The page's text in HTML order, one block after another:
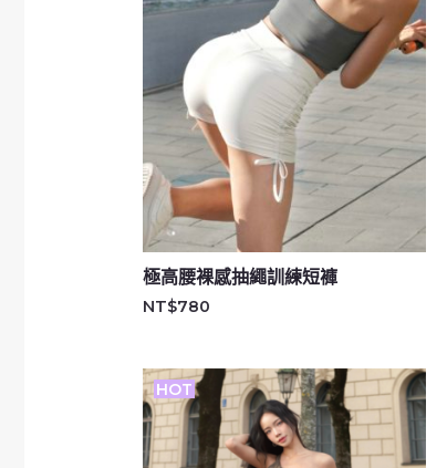
極高腰裸感抽繩訓練短褲
NT$780
HOT